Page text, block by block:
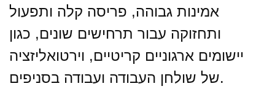
אמינות גבוהה, פריסה קלה ותפעול
ותחזוקה עבור תרחישים שונים, כגון
יישומים ארגוניים קריטיים, וירטואליזציה
של שולחן העבודה ועבודה בסניפים.